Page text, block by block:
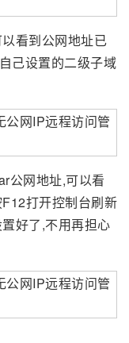
看到公网地址已
己设置的二级子域
公网地址,可以看
打开控制台刷新
好了,不用再担心